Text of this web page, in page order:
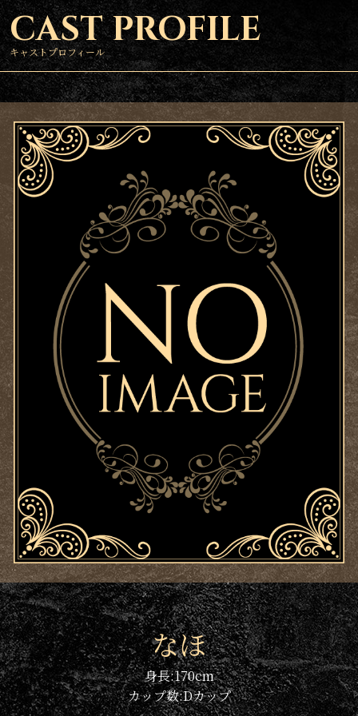
CAST PROFILE
キャストプロフィール
なほ
身長:170cm
カップ数:Dカップ